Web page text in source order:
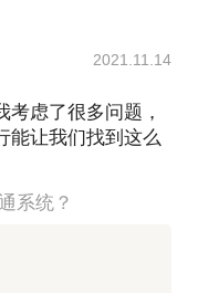
2021.11.14
虑了很多问题，
能让我们找到这么
系统？